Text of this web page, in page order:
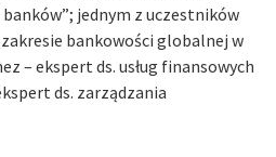
jednym z uczestników
bankowości globalnej w
– ekspert ds. usług finansowych
ds. zarządzania